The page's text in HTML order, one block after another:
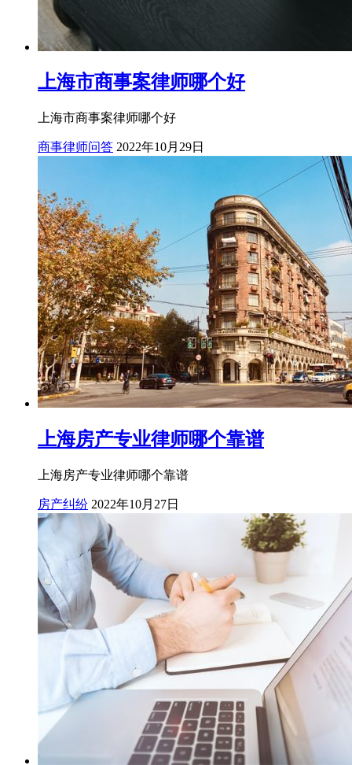
上海市商事案律师哪个好
上海市商事案律师哪个好
商事律师问答 2022年10月29日
上海房产专业律师哪个靠谱
上海房产专业律师哪个靠谱
房产纠纷 2022年10月27日